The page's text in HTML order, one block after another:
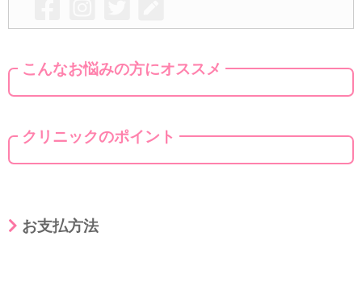
こんなお悩みの方にオススメ
クリニックのポイント
お支払方法